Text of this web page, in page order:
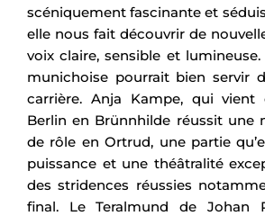
scéniquement fascinante et
elle nous fait découvrir de
voix claire, sensible et
munichoise pourrait bien servir
carrière. Anja Kampe, qui
Berlin en Brünnhilde réussit une
de rôle en Ortrud, une partie
puissance et une théâtralité
des stridences réussies
final. Le Teralmund de Johan